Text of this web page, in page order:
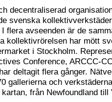
decentraliserad
svenska
flera avseenden är de
kollektivrörelsen har mött
i Stockholm.
Conference, ARCCC-
deltagit flera gånger.
gallerierna och
från Newfoundland till